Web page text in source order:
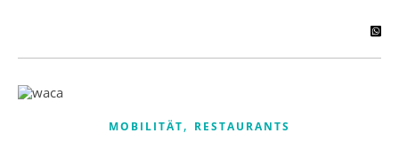
MOBILITÄT, RESTAURANTS